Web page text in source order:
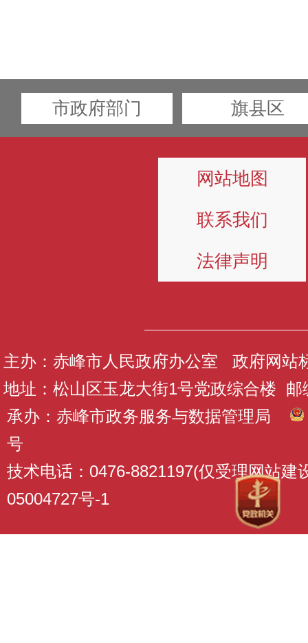
市政府部门 旗县区
网站地图
联系我们
法律声明
主办：赤峰市人民政府办公室 政府网站
地址：松山区玉龙大街1号党政综合楼 邮
承办：赤峰市政务服务与数据管理局
号
技术电话：0476-8821197(仅受理网站建
05004727号-1